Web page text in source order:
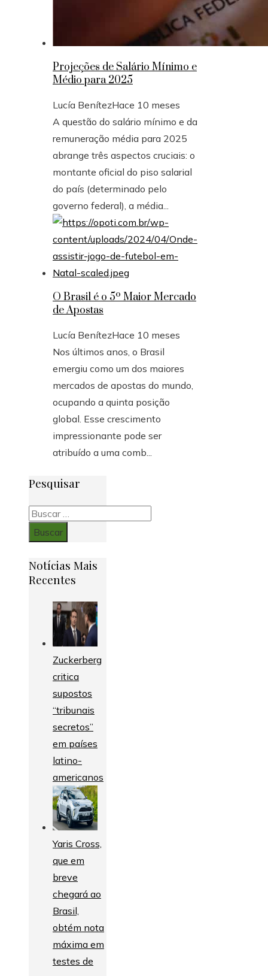
Projeções de Salário Mínimo e
Médio para 2025
Lucía BenítezHace 10 meses
A questão do salário mínimo e da
remuneração média para 2025
abrange três aspectos cruciais: o
montante oficial do piso salarial
do país (determinado pelo
governo federal), a média...
O Brasil é o 5º Maior Mercado
de Apostas
Lucía BenítezHace 10 meses
Nos últimos anos, o Brasil
emergiu como um dos maiores
mercados de apostas do mundo,
ocupando a quinta posição
global. Esse crescimento
impressionante pode ser
atribuído a uma comb...
Pesquisar
Buscar:
Notícias Mais
Recentes
Zuckerberg
critica
supostos
“tribunais
secretos”
em países
latino-
americanos
Yaris Cross,
que em
breve
chegará ao
Brasil,
obtém nota
máxima em
testes de